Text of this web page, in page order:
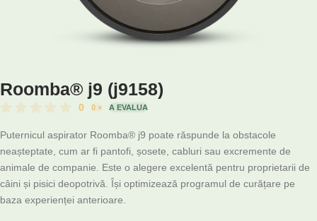
Roomba® j9 (j9158)
Puternicul aspirator Roomba® j9 poate răspunde la obstacole
neașteptate, cum ar fi pantofi, șosete, cabluri sau excremente de
animale de companie. Este o alegere excelentă pentru proprietarii de
câini și pisici deopotrivă. Își optimizează programul de curățare pe
baza experienței anterioare.
0 0 × A EVALUA